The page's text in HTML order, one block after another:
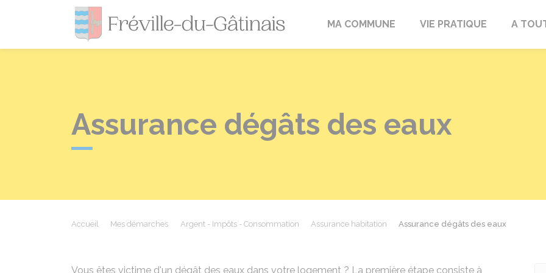
Fréville-du-Gâtinais
MA COMMUNE VIE PRATIQUE A
Assurance dégâts des eaux
Accueil Mes démarches Argent - Impôts - Consommation Assurance habitation Assurance dégâts des eaux
Vous êtes victime d'un dégât des eaux dans votre logement ? La première étape consiste à